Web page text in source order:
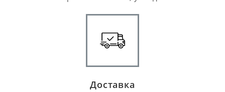
Доставка